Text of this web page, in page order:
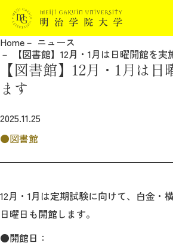
在学生の方
卒業生の方
受験生の方
卒業生の方
保証人
報道関係の方
明治学院大学について
Home
ニュース
【図書館】12月・1月は日曜開館を実
【図書館】12月・1月は
ます
2025.11.25
図書館
12月・1月は定期試験に向けて、白金・
日曜日も開館します。
●開館日：